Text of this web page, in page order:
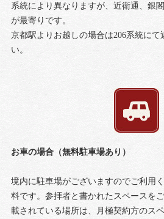
系統により異なりますが、近衛通、銀
が最寄りです。
京都駅よりお越しの場合は206系統にて
い。
お車の場合（無料駐車場あり）
境内に駐車場がございますのでご利用
料です。参拝者と書かれたスペースを
載されている場所は、月極契約方のス